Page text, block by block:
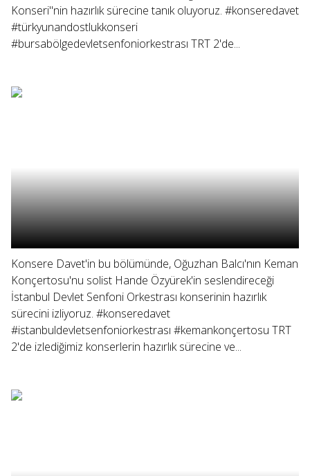
Konseri"nin hazırlık sürecine tanık oluyoruz. #konseredavet
#türkyunandostlukkonseri
#bursabölgedevletsenfoniorkestrası TRT 2'de...
Konsere Davet'in bu bölümünde, Oğuzhan Balcı'nın Keman
Konçertosu'nu solist Hande Özyürek'in seslendireceği
İstanbul Devlet Senfoni Orkestrası konserinin hazırlık
sürecini izliyoruz. #konseredavet
#istanbuldevletsenfoniorkestrası #kemankonçertosu TRT
2'de izlediğimiz konserlerin hazırlık sürecine ve...